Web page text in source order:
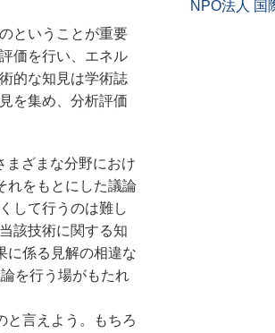
ということが重要
価を行い、エネル
的な知見は学術誌
を集め、分析評価
ざまな分野におけ
れをもとにした議論
して行うのは難し
該技術に関する知
に係る見解の相違な
を行う場がもたれ
と言えよう。もちろ
NPO法人 国